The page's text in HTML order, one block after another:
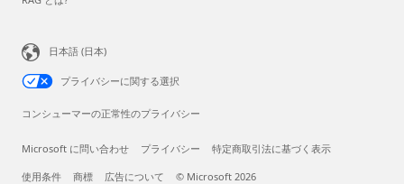
日本語 (日本)
プライバシーに関する選択
コンシューマーの正常性のプライバシー
Microsoft に問い合わせ プライバシー 特定商取引法に基づく表示
使用条件 商標 広告について © Microsoft 2026